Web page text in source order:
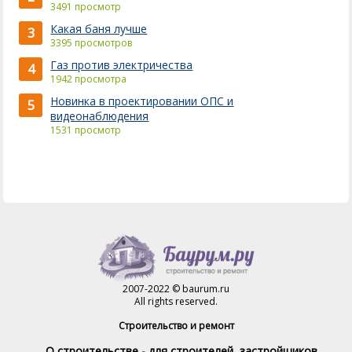
3491 просмотр
3 Какая баня лучше
3395 просмотров
4 Газ против электричества
1942 просмотра
5
Новинка в проектировании ОПС и
видеонаблюдения
1531 просмотр
2007-2022 © baurum.ru
All rights reserved.
Строительство и ремонт